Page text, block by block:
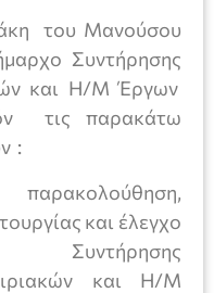
του Μανούσου
Συντήρησης
και Η/Μ Έργων
τις παρακάτω
:
παρακολούθηση,
και έλεγχο
Συντήρησης
και Η/Μ